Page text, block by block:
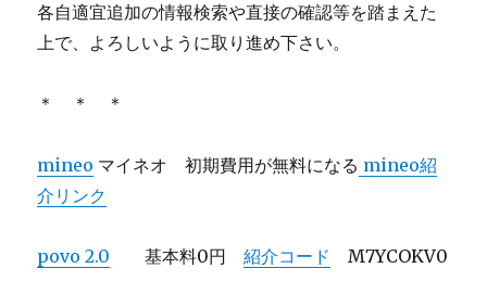
各自適宜追加の情報検索や直接の確認等を踏まえた
上で、よろしいように取り進め下さい。
＊ ＊ ＊
mineo マイネオ 初期費用が無料になる mineo紹
介リンク
povo 2.0 基本料0円紹介コード M7YCOKV0